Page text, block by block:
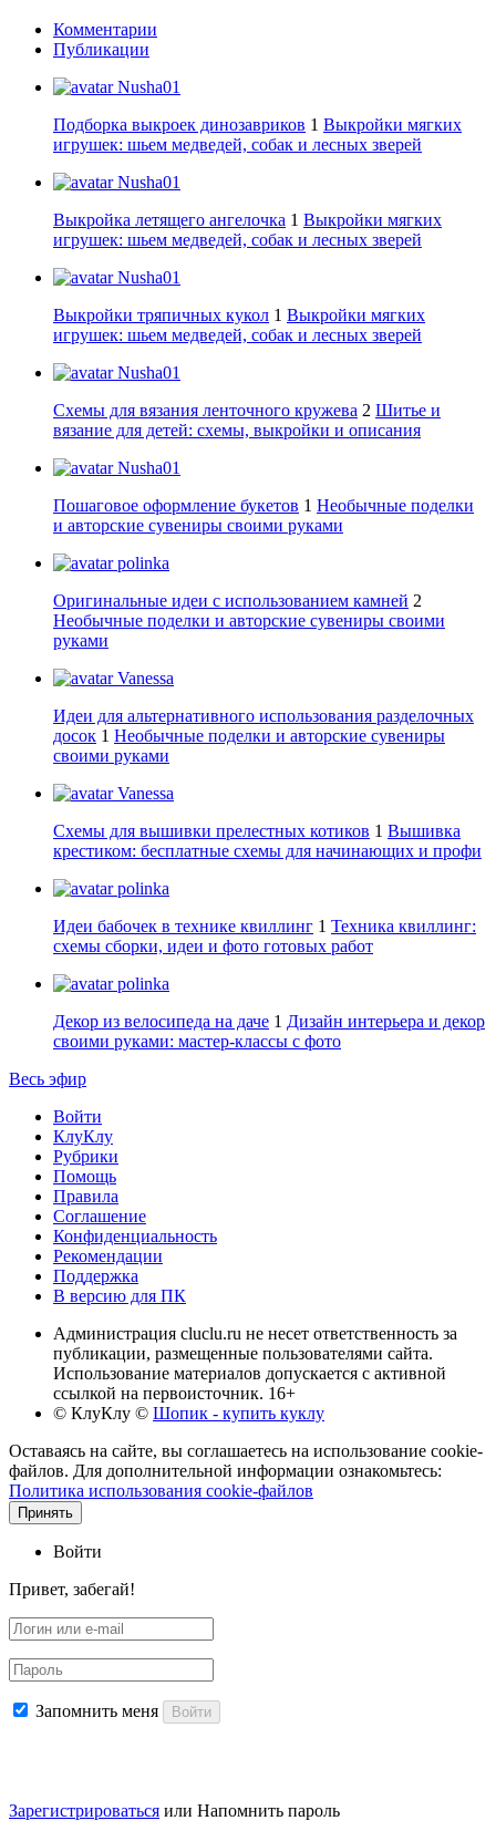
Комментарии
Публикации
Nusha01
Подборка выкроек динозавриков 1 Выкройки мягких
игрушек: шьем медведей, собак и лесных зверей
Nusha01
Выкройка летящего ангелочка 1 Выкройки мягких
игрушек: шьем медведей, собак и лесных зверей
Nusha01
Выкройки тряпичных кукол 1 Выкройки мягких
игрушек: шьем медведей, собак и лесных зверей
Nusha01
Схемы для вязания ленточного кружева 2 Шитье и
вязание для детей: схемы, выкройки и описания
Nusha01
Пошаговое оформление букетов 1 Необычные поделки
и авторские сувениры своими руками
polinka
Оригинальные идеи с использованием камней 2
Необычные поделки и авторские сувениры своими
руками
Vanessa
Идеи для альтернативного использования разделочных
досок 1 Необычные поделки и авторские сувениры
своими руками
Vanessa
Схемы для вышивки прелестных котиков 1 Вышивка
крестиком: бесплатные схемы для начинающих и профи
polinka
Идеи бабочек в технике квиллинг 1 Техника квиллинг:
схемы сборки, идеи и фото готовых работ
polinka
Декор из велосипеда на даче 1 Дизайн интерьера и декор
своими руками: мастер-классы с фото
Весь эфир
Войти
КлуКлу
Рубрики
Помощь
Правила
Соглашение
Конфиденциальность
Рекомендации
Поддержка
В версию для ПК
Администрация cluclu.ru не несет ответственность за
публикации, размещенные пользователями сайта.
Использование материалов допускается с активной
ссылкой на первоисточник. 16+
© КлуКлу © Шопик - купить куклу
Оставаясь на сайте, вы соглашаетесь на использование cookie-
файлов. Для дополнительной информации ознакомьтесь:
Политика использования cookie-файлов
Принять
Войти
Привет, забегай!
Запомнить меня Войти
Зарегистрироваться или Напомнить пароль